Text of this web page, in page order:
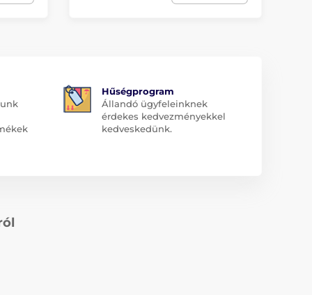
Hűségprogram
Állandó ügyfeleinknek
érdekes kedvezményekkel
kedveskedünk.